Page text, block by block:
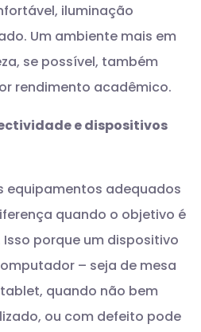
iluminação
Um ambiente mais em
se possível, também
rendimento acadêmico.
e dispositivos
equipamentos adequados
quando o objetivo é
Isso porque um dispositivo
– seja de mesa
quando não bem
ou com defeito pode